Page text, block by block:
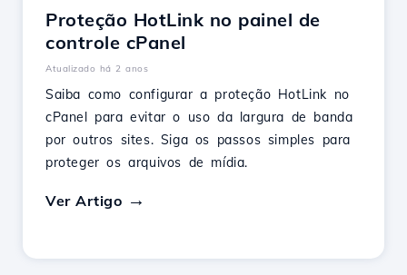
Proteção HotLink no painel de
controle cPanel
Atualizado há 2 anos
Saiba como configurar a proteção HotLink no
cPanel para evitar o uso da largura de banda
por outros sites. Siga os passos simples para
proteger os arquivos de mídia.
Ver Artigo